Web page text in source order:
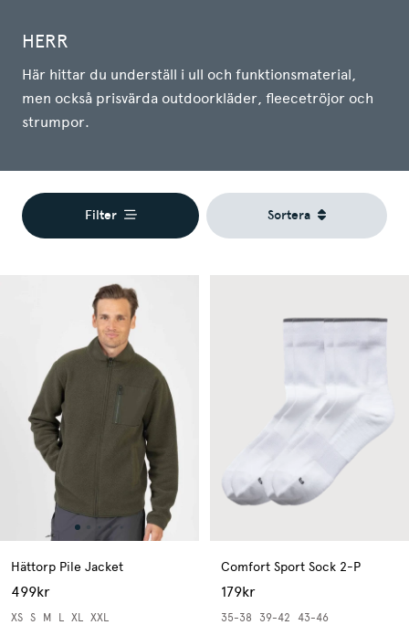
HERR
Här hittar du underställ i ull och funktionsmaterial,
men också prisvärda outdoorkläder, fleecetröjor och
strumpor.
Filter Sortera
Hättorp Pile Jacket
499kr
XS S M L XL XXL
Comfort Sport Sock 2-P
179kr
35-38 39-42 43-46